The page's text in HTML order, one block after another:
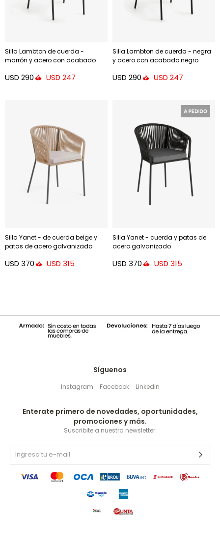
Silla Lambton de cuerda -
marrón y acero con acabado
USD 290 USD 247
Silla Lambton de cuerda - negra
y acero con acabado negro
USD 290 USD 247
Silla Yanet - de cuerda beige y
patas de acero galvanizado
USD 370 USD 315
Silla Yanet - cuerda y patas de
acero galvanizado
USD 370 USD 315
Síguenos
Instagram Facebook Linkedin
Enterate primero de novedades, oportunidades,
promociones y más.
Suscribite a nuestra newsletter.